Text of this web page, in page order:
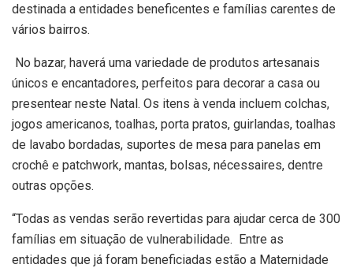
destinada a entidades beneficentes e famílias carentes de
vários bairros.
No bazar, haverá uma variedade de produtos artesanais
únicos e encantadores, perfeitos para decorar a casa ou
presentear neste Natal. Os itens à venda incluem colchas,
jogos americanos, toalhas, porta pratos, guirlandas, toalhas
de lavabo bordadas, suportes de mesa para panelas em
crochê e patchwork, mantas, bolsas, nécessaires, dentre
outras opções.
“Todas as vendas serão revertidas para ajudar cerca de 300
famílias em situação de vulnerabilidade. Entre as
entidades que já foram beneficiadas estão a Maternidade